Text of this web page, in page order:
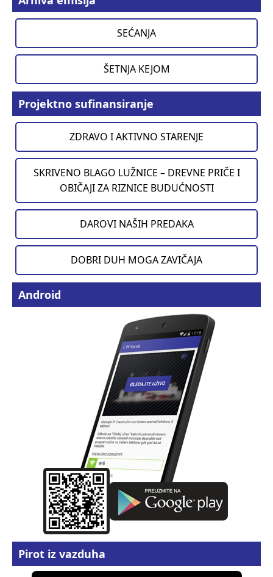
SEĆANJA
ŠETNJA KEJOM
Projektno sufinansiranje
ZDRAVO I AKTIVNO STARENJE
SKRIVENO BLAGO LUŽNICE – DREVNE PRIČE I
OBIČAJI ZA RIZNICE BUDUĆNOSTI
DAROVI NAŠIH PREDAKA
DOBRI DUH MOGA ZAVIČAJA
Android
Pirot iz vazduha